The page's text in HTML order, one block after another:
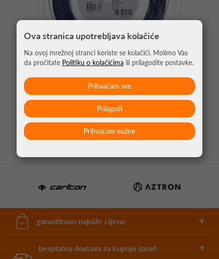
ŽICA ZA TENIS BABOLAT RPM BLAST 1.25 200M
219,95 €
garantirano najniže cijene
besplatna dostava za kupnju iznad
Ova stranica upotrebljava kolačiće
Na ovoj mrežnoj stranci koriste se kolačići. Molimo Vas
da pročitate Politiku o kolačićima ili prilagodite postavke.
Prihvaćam nužne
Prilagodi
Prihvaćam sve